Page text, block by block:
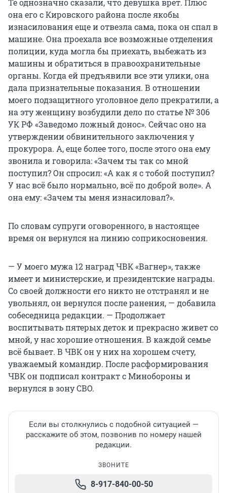
она его с Кировского района после якобы
изнасилования еще и отвезла сама, пока он спал в
машине. Она проехала все возможные отделения
полиции, куда могла бы приехать, выбежать из
машины и обратиться в правоохранительные
органы. Когда ей предъявили все эти улики, она
дала признательные показания. В отношении
моего подзащитного уголовное дело прекратили, а
на эту женщину возбудили дело по статье № 306
УК РФ «Заведомо ложный донос». Сейчас оно на
утверждении обвинительного заключения у
прокурора. А, еще более того, после этого она ему
звонила и говорила: «Зачем ты так со мной
поступил? Он спросил: «А как я с тобой поступил?
У нас всё было нормально, всё по доброй воле». А
она ему: «Зачем ты меня изнасиловал?».
По словам супруги оговоренного, в настоящее
время он вернулся на линию соприкосновения.
— У моего мужа 12 наград ЧВК «Вагнер», также
имеет и министерские, и президентские награды.
Со своей должности его никто не отстранял и не
увольнял, он вернулся после ранения, — добавила
собеседница редакции. — Продолжает
воспитывать пятерых деток и прекрасно живет со
мной, у нас хорошие отношения. В каждой семье
всё бывает. В ЧВК он у них на хорошем счету,
уважаемый командир. После расформирования
ЧВК он подписал контракт с Минобороны и
вернулся в зону СВО.
Если вы столкнулись с подобной ситуацией —
расскажите об этом, позвонив по номеру нашей
редакции.
ЗВОНИТЕ
8-917-840-00-50